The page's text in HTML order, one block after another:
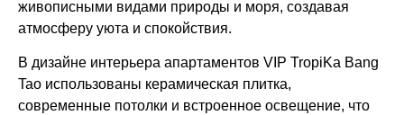
живописными видами природы и моря, создавая
атмосферу уюта и спокойствия.
В дизайне интерьера апартаментов VIP TropiKa Bang
Tao использованы керамическая плитка,
современные потолки и встроенное освещение, что